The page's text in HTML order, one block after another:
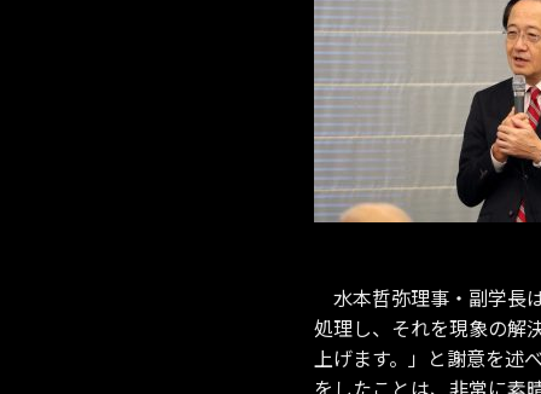
水本哲弥理事・副学長
処理し、それを現象の解
上げます。」と謝意を述
をしたことは、非常に素